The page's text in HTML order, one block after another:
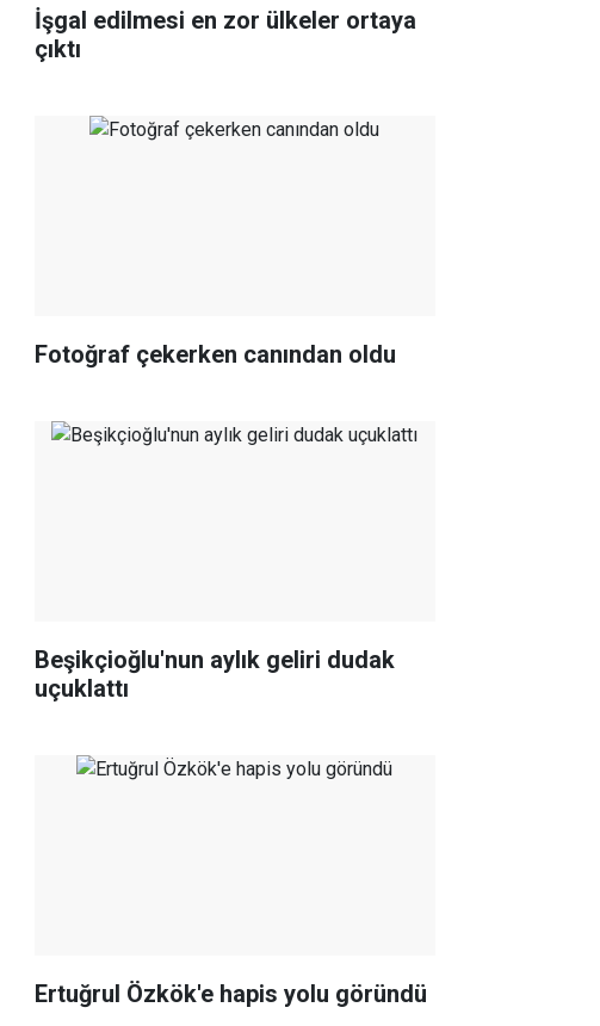
İşgal edilmesi en zor ülkeler ortaya
çıktı
Fotoğraf çekerken canından oldu
Beşikçioğlu'nun aylık geliri dudak
uçuklattı
Ertuğrul Özkök'e hapis yolu göründü